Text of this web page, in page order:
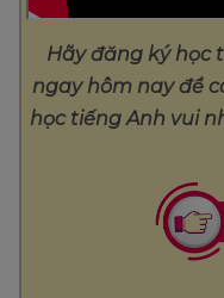
Hãy đăng ký học
ngay hôm nay để
học tiếng Anh vui